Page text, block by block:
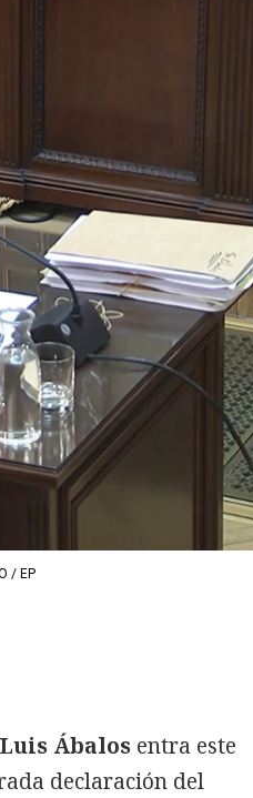
/ EP
Ábalos entra este
declaración del